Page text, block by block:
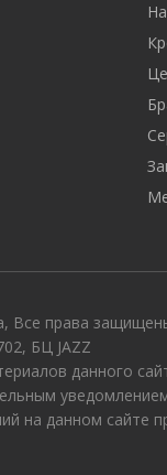
права
БЦ JAZZ
данного
на данном сайте